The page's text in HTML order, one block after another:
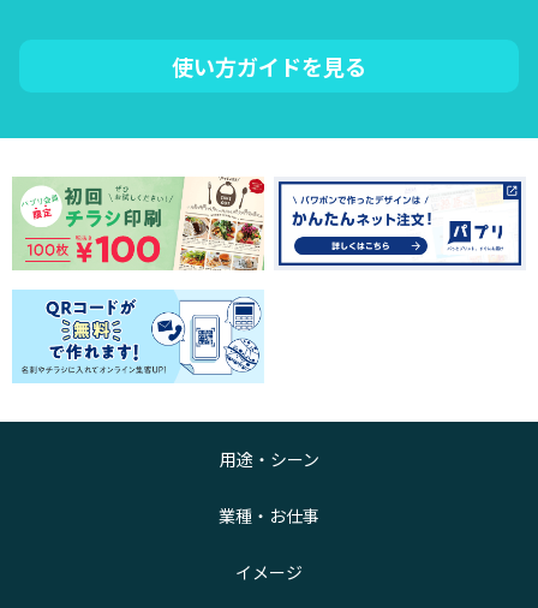
使い方ガイドを見る
用途・シーン
業種・お仕事
イメージ